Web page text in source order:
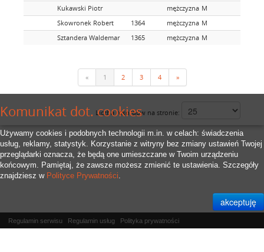
Komunikat dot. cookies
Używamy cookies i podobnych technologii m.in. w celach: świadczenia
usług, reklamy, statystyk. Korzystanie z witryny bez zmiany ustawień Twojej
przeglądarki oznacza, że będą one umieszczane w Twoim urządzeniu
końcowym. Pamiętaj, że zawsze możesz zmienić te ustawienia. Szczegóły
znajdziesz w Polityce Prywatności.
Kukawski Piotr
mężczyzna M
Skowronek Robert
1364 mężczyzna M
Sztandera Waldemar
1365 mężczyzna M
« 1 2 3 4 »
Liczba rekordów na stronie:
Regulamin serwisu Regulamin usług
Polityka prywatności